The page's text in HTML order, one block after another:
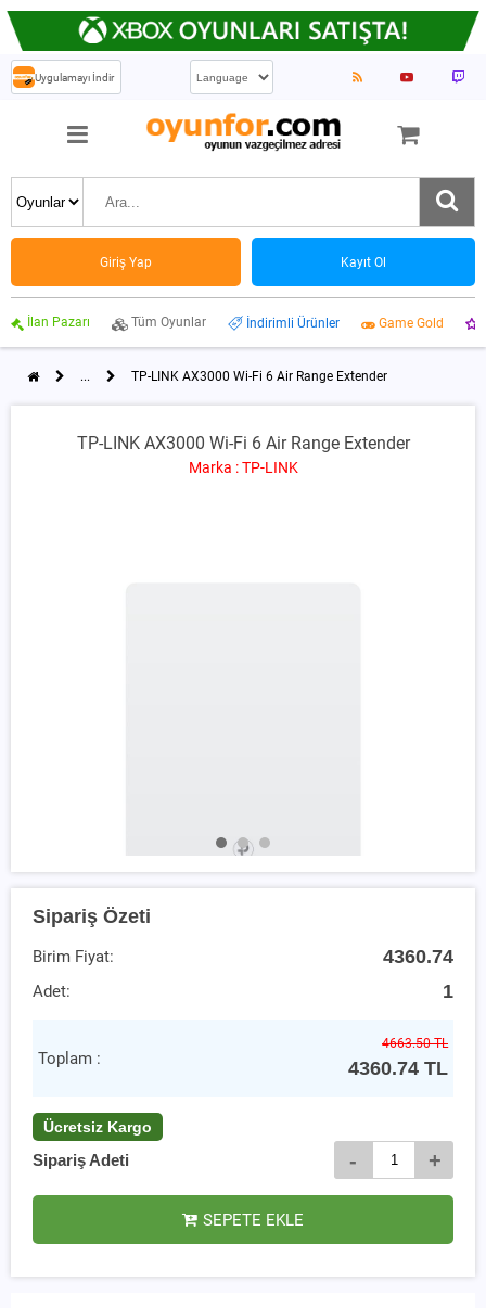
Uygulamayı İndir
Giriş Yap Kayıt Ol
İlan Pazarı Tüm Oyunlar İndirimli Ürünler Game Gold
... TP-LINK AX3000 Wi-Fi 6 Air Range Extender
TP-LINK AX3000 Wi-Fi 6 Air Range Extender
Marka : TP-LINK
Sipariş Özeti
Birim Fiyat: 4360.74
Adet: 1
Toplam :
4663.50 TL
4360.74 TL
Ücretsiz Kargo
Sipariş Adeti - +
SEPETE EKLE